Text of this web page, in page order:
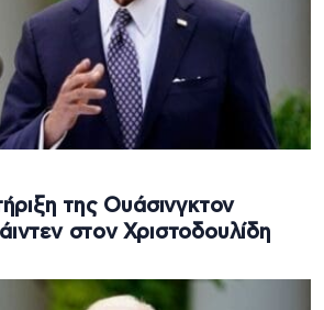
της Ουάσινγκτον
στον Χριστοδουλίδη